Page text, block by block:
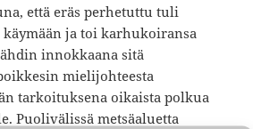
että eräs perhetuttu tuli
käymään ja toi karhukoiransa
innokkaana sitä
mielijohteesta
tarkoituksena oikaista polkua
Puolivälissä metsäaluetta